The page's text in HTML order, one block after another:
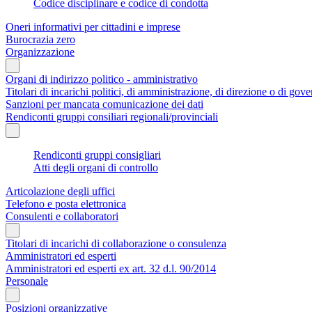
Codice disciplinare e codice di condotta
Oneri informativi per cittadini e imprese
Burocrazia zero
Organizzazione
Organi di indirizzo politico - amministrativo
Titolari di incarichi politici, di amministrazione, di direzione o di
Sanzioni per mancata comunicazione dei dati
Rendiconti gruppi consiliari regionali/provinciali
Rendiconti gruppi consigliari
Atti degli organi di controllo
Articolazione degli uffici
Telefono e posta elettronica
Consulenti e collaboratori
Titolari di incarichi di collaborazione o consulenza
Amministratori ed esperti
Amministratori ed esperti ex art. 32 d.l. 90/2014
Personale
Posizioni organizzative